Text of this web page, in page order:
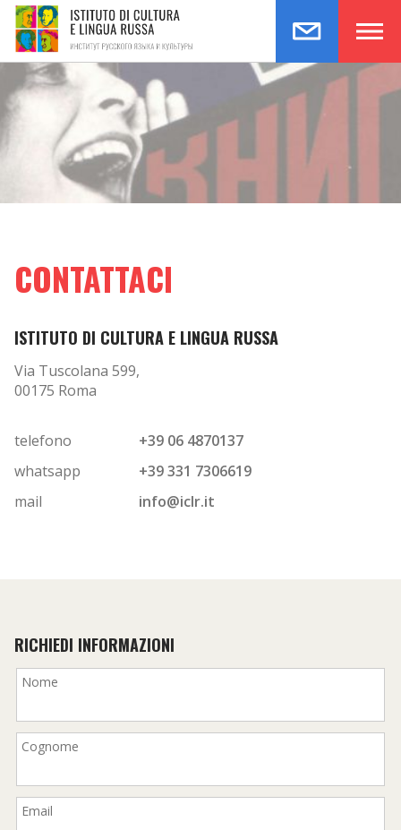
CONTATTACI
ISTITUTO DI CULTURA E LINGUA RUSSA
Via Tuscolana 599,
00175 Roma
telefono
+39 06 4870137
whatsapp
+39 331 7306619
mail
info@iclr.it
RICHIEDI INFORMAZIONI
Nome
Cognome
Email